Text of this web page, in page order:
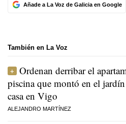
Añade a La Voz de Galicia en Google
También en La Voz
Ordenan derribar el
piscina que montó en el
casa en Vigo
ALEJANDRO MARTÍNEZ